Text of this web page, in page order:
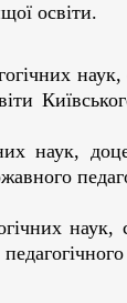
освіти.
наук,
наук,